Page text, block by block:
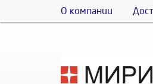
О компании